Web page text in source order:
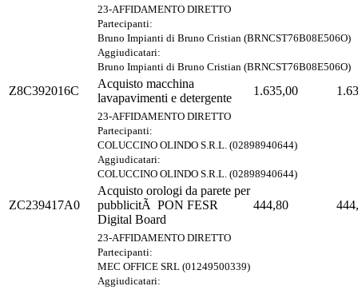
23-AFFIDAMENTO DIRETTO
Partecipanti:
Bruno Impianti di Bruno Cristian (BRNCST76B08E506O)
Aggiudicatari:
Bruno Impianti di Bruno Cristian (BRNCST76B08E506O)
Z8C392016C
Acquisto macchina
lavapavimenti e detergente
1.635,00
23-AFFIDAMENTO DIRETTO
Partecipanti:
COLUCCINO OLINDO S.R.L. (02898940644)
Aggiudicatari:
COLUCCINO OLINDO S.R.L. (02898940644)
ZC239417A0
Acquisto orologi da parete per
pubblicitÃ PON FESR
Digital Board
444,80
23-AFFIDAMENTO DIRETTO
Partecipanti:
MEC OFFICE SRL (01249500339)
Aggiudicatari: